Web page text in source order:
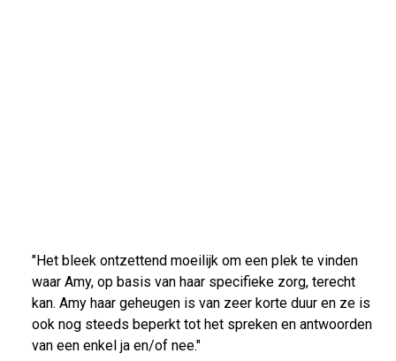
"Het bleek ontzettend moeilijk om een plek te vinden
waar Amy, op basis van haar specifieke zorg, terecht
kan. Amy haar geheugen is van zeer korte duur en ze is
ook nog steeds beperkt tot het spreken en antwoorden
van een enkel ja en/of nee."